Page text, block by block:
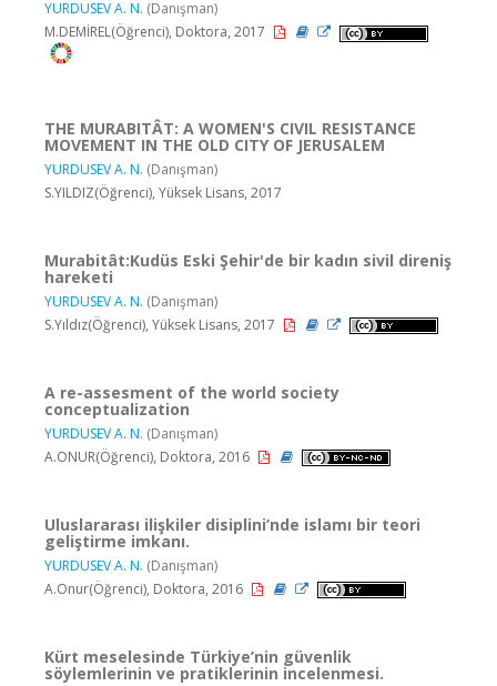
YURDUSEV A. N. (Danışman)
M.DEMİREL(Öğrenci), Doktora, 2017
THE MURABITÂT: A WOMEN'S CIVIL RESISTANCE
MOVEMENT IN THE OLD CITY OF JERUSALEM
YURDUSEV A. N. (Danışman)
S.YILDIZ(Öğrenci), Yüksek Lisans, 2017
Murabitât:Kudüs Eski Şehir'de bir kadın sivil direniş
hareketi
YURDUSEV A. N. (Danışman)
S.Yıldız(Öğrenci), Yüksek Lisans, 2017
A re-assesment of the world society
conceptualization
YURDUSEV A. N. (Danışman)
A.ONUR(Öğrenci), Doktora, 2016
Uluslararası ilişkiler disiplini’nde islamı bir teori
geliştirme imkanı.
YURDUSEV A. N. (Danışman)
A.Onur(Öğrenci), Doktora, 2016
Kürt meselesinde Türkiye’nin güvenlik
söylemlerinin ve pratiklerinin incelenmesi.